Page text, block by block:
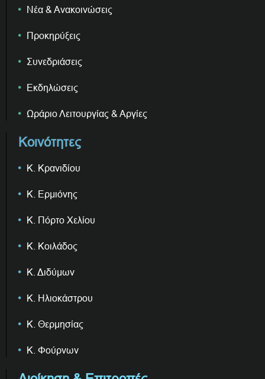
Νέα & Ανακοινώσεις
Προκηρύξεις
Συνεδριάσεις
Εκδηλώσεις
Ωράριο Λειτουργίας & Αργίες
Κοινότητες
Κ. Κρανιδίου
Κ. Ερμιόνης
Κ. Πόρτο Χελίου
Κ. Κοιλάδος
Κ. Διδύμων
Κ. Ηλιοκάστρου
Κ. Θερμησίας
Κ. Φούρνων